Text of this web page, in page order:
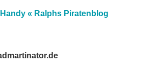
« Ralphs Piratenblog